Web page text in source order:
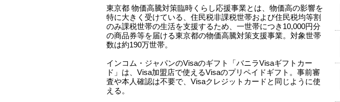
東京都 物価高騰対策臨時くらし応援事業とは、物価高の影響を
特に大きく受けている、住民税非課税世帯および住民税均等割
のみ課税世帯の生活を支援するため、一世帯につき10,000円分
の商品券等を届ける東京都の物価高騰対策支援事業。対象世帯
数は約190万世帯。
インコム・ジャパンのVisaのギフト「バニラVisaギフトカー
ド」は、Visa加盟店で使えるVisaのプリペイドギフト。事前審
査や本人確認は不要で、Visaクレジットカードと同じように使
える。